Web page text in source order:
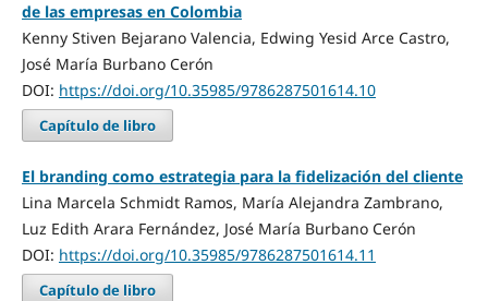
de las empresas en Colombia
Kenny Stiven Bejarano Valencia, Edwing Yesid Arce Castro,
José María Burbano Cerón
DOI: https://doi.org/10.35985/9786287501614.10
Capítulo de libro
El branding como estrategia para la fidelización del cliente
Lina Marcela Schmidt Ramos, María Alejandra Zambrano,
Luz Edith Arara Fernández, José María Burbano Cerón
DOI: https://doi.org/10.35985/9786287501614.11
Capítulo de libro